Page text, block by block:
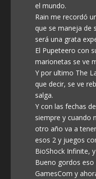
el mundo.
Rain me recordó
que se maneja de
será una grata
El Pupeteero con
marionetas se ve
Y por ultimo The
que decir, se ve
salga.
Y con las fechas
siempre y cuando
otro año va a
esos 2 y juegos
BioShock Infinite,
Bueno gordos
GamesCom y